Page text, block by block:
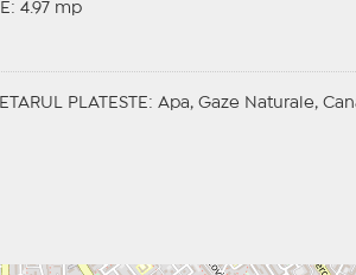
4.97 mp
PLATESTE : Apa, Gaze Naturale,